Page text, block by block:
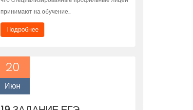
принимают на обучение…
Подробнее
20
Июн